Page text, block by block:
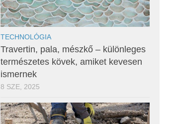
TECHNOLÓGIA
Travertin, pala, mészkő – különleges
természetes kövek, amiket kevesen
ismernek
8 SZE, 2025